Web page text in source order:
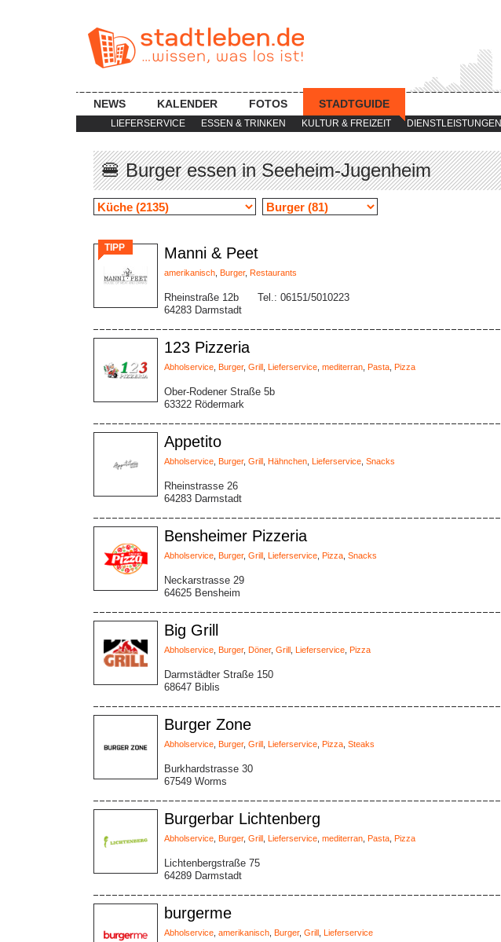
LIEFERSERVICE ESSEN & TRINKEN KULTUR & FREIZEIT DIENSTLEISTUNGEN
NEWS KALENDER FOTOS STADTGUIDE
🍔 Burger essen in Seeheim-Jugenheim
TIPP Manni & Peet
amerikanisch Burger, Restaurants
Rheinstraße 12b
64283 Darmstadt
Tel.: 06151/5010223
123 Pizzeria
Abholservice Burger, Grill Lieferservice mediterran Pasta Pizza
Ober-Rodener Straße 5b
63322 Rödermark
Appetito
Abholservice Burger, Grill Hähnchen Lieferservice Snacks
Rheinstrasse 26
64283 Darmstadt
Bensheimer Pizzeria
Abholservice Burger, Grill Lieferservice Pizza Snacks
Neckarstrasse 29
64625 Bensheim
Big Grill
Abholservice Burger, Döner, Grill Lieferservice Pizza
Darmstädter Straße 150
68647 Biblis
Burger Zone
Abholservice Burger, Grill Lieferservice Pizza Steaks
Burkhardstrasse 30
67549 Worms
Burgerbar Lichtenberg
Abholservice Burger, Grill Lieferservice mediterran Pasta Pizza
Lichtenbergstraße 75
64289 Darmstadt
burgerme
Abholservice amerikanisch Burger, Grill Lieferservice